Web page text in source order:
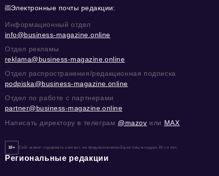
Электронные почты редакции:
Информационный отдел
info@business-magazine.online
Отдел рекламы
reklama@business-magazine.online
Отдел распространения/редакционная подписка
podpiska@business-magazine.online
Отдел по работе с партнерами
partner@business-magazine.online
Написать директору в телеграм @mazov или MAX
16+ Сайт может содержать контент, не предназначенный для лиц младше 16-ти лет.
Региональные редакции